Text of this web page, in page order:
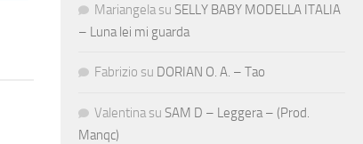
Mariangela su SELLY BABY MODELLA ITALIA
– Luna lei mi guarda
Fabrizio su DORIAN O. A. – Tao
Valentina su SAM D – Leggera – (Prod.
Manqc)